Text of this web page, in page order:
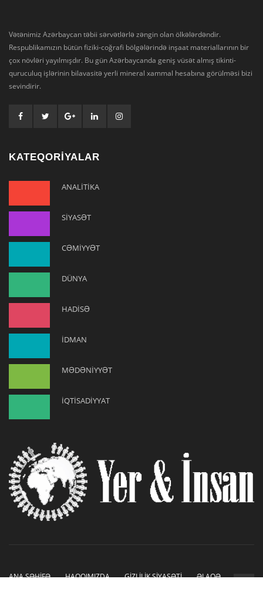
Vətənimiz Azərbaycan təbii sərvətlərlə zəngin olan ölkələrdəndir.
Respublikamızın bütün fiziki-coğrafi bölgələrində inşaat materiallarının bir
çox növləri yayılmışdır. Bu gün Azərbaycanda geniş vüsət almış tikinti-
quruculuq işlərinin bilavasitə yerli mineral xammal hesabına görülməsi bizi
sevindirir.
KATEQORİYALAR
ANALİTİKA
SİYASƏT
CƏMİYYƏT
DÜNYA
HADİSƏ
İDMAN
MƏDƏNİYYƏT
İQTİSADİYYAT
ANA SƏHİFƏ HAQQIMIZDA GİZLİLİK SİYASƏTİ
ƏLAQƏ